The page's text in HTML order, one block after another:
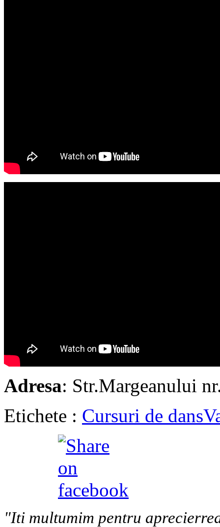
Adresa: Str.Margeanului
Etichete : Cursuri de dans
"Iti multumim pentru